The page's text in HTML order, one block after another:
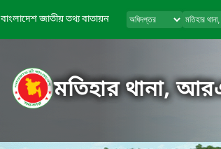
বাংলাদেশ জাতীয় তথ্য বাতায়ন
মতিহার থানা,